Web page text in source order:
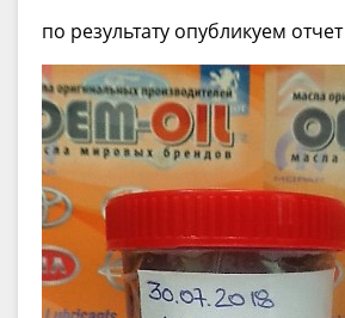
по результату опубликуем отчет